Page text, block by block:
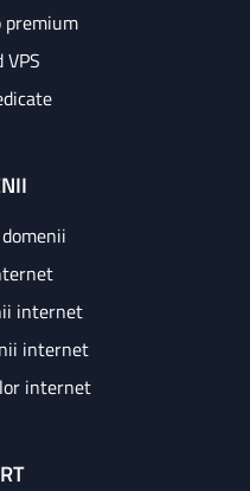
premium
VPS
internet
internet
internet